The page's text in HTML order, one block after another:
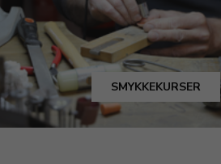
SMYKKEKURSER